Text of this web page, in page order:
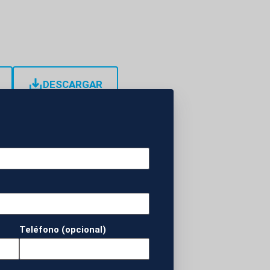
DESCARGAR
Teléfono (opcional)
presuntamente
2010. Cristian
Europol. Tras